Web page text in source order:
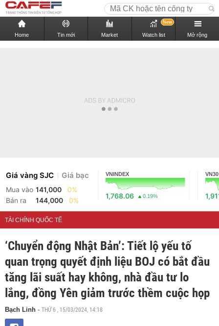
Home Tin mới Market Watch list
New
Mở rộng
Giá vàng SJC Giá bạc
Mua vào 141,000
0%
Bán ra
144,000 0%
VNINDEX
1,768.06 0.19%
VN30
TÀI CHÍNH QUỐC TẾ
‘Chuyển động Nhật Bản’: Tiết lộ yếu tố
quan trọng quyết định liệu BOJ có bắt đầu
tăng lãi suất hay không, nhà đầu tư lo
lắng, đồng Yên giảm trước thềm cuộc họp
Bạch Linh - THỨ 6 , 15/03/2024, 14:18